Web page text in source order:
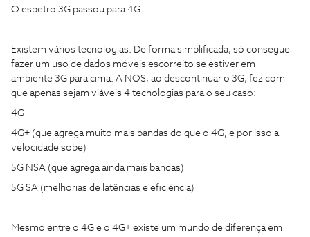
O espetro 3G passou para 4G.
Existem vários tecnologias. De forma simplificada, só consegue
fazer um uso de dados móveis escorreito se estiver em
ambiente 3G para cima. A NOS, ao descontinuar o 3G, fez com
que apenas sejam viáveis 4 tecnologias para o seu caso:
4G
4G+ (que agrega muito mais bandas do que o 4G, e por isso a
velocidade sobe)
5G NSA (que agrega ainda mais bandas)
5G SA (melhorias de latências e eficiência)
Mesmo entre o 4G e o 4G+ existe um mundo de diferença em